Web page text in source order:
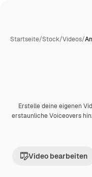
Startseite/Stock/Videos/
Premium
Erstelle deine eigenen
erstaunliche Voiceovers
Video bearbeiten